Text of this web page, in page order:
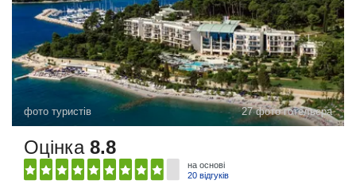
фото туристів 27 фото готельєра
Оцінка 8.8
на основі
20 відгуків